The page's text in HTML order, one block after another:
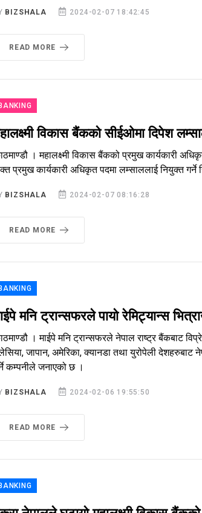
BIZSHALA 2024-02-07 18:42:45
READ MORE
BANKING
विकास बैंकको सीईओमा दिपेश
। महालक्ष्मी विकास बैंकको प्रमुख कार्यकारी
प्रमुख कार्यकारी अधिकृत पदमा लम्साललाई नियुक्त गर्ने
BIZSHALA 2024-02-07 08:16:28
READ MORE
BANKING
मनि ट्रान्सफरले पायो रेमिट्यान्स
। माईपे मनि ट्रान्सफरले नेपाल राष्ट्र बैंकबाट
जापान, अमेरिका, क्यानडा तथा युरोपेली देशहरुबाट
कम्पनीले जनाएको छ ।
BIZSHALA 2024-02-06 19:55:50
READ MORE
BANKING